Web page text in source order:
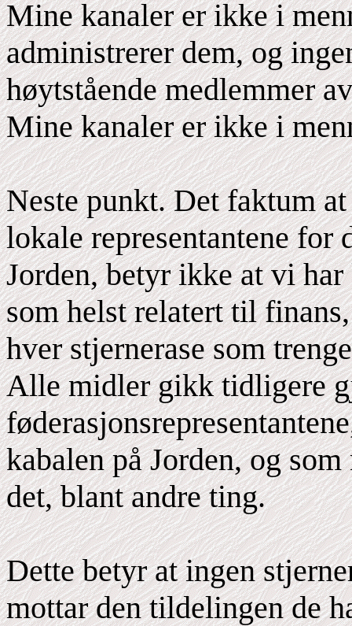
Mine kanaler er ikke i
administrerer dem, og
høytstående medlemmer
Mine kanaler er ikke i
Neste punkt. Det faktum
lokale representantene for
Jorden, betyr ikke at vi
som helst relatert til
hver stjernerase som
Alle midler gikk tidligere
kabalen på Jorden, og
det, blant andre ting.
Dette betyr at ingen
mottar den tildelingen de